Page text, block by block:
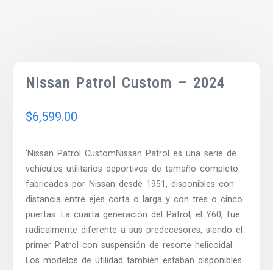
Nissan Patrol Custom – 2024
$6,599.00
‘Nissan Patrol CustomNissan Patrol es una serie de
vehículos utilitarios deportivos de tamaño completo
fabricados por Nissan desde 1951, disponibles con
distancia entre ejes corta o larga y con tres o cinco
puertas. La cuarta generación del Patrol, el Y60, fue
radicalmente diferente a sus predecesores, siendo el
primer Patrol con suspensión de resorte helicoidal.
Los modelos de utilidad también estaban disponibles.